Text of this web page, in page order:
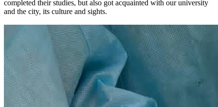
completed their studies, but also got acquainted with our university
and the city, its culture and sights.